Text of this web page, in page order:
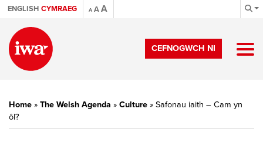
ENGLISH CYMRAEG A AA
CEFNOGWCH NI
Home » The Welsh Agenda » Culture » Safonau iaith – Cam yn
ôl?